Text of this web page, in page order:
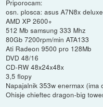
Priporocam:
osn. plosca: asus A7N8x deluxe
AMD XP 2600+
512 Mb samsung 333 Mhz
80Gb 7200rpm/min ATA133
Ati Radeon 9500 pro 128Mb
DVD 48/16
CD-RW 48x24x48x
3,5 flopy
Napajalnik 353w enermax
Ohisje chieftec dragon-big